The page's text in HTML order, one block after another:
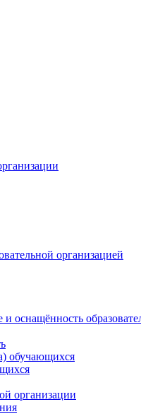
организацией
оснащённость
обучающихся
организации